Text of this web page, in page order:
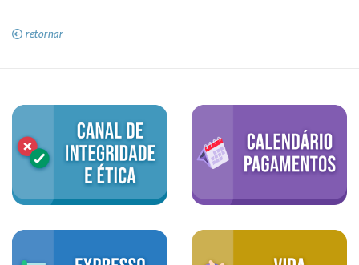
retornar